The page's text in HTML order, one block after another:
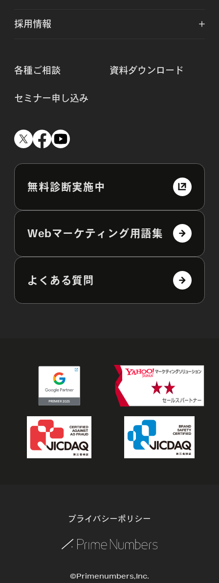
採用情報
各種ご相談 資料ダウンロード
セミナー申し込み
無料診断実施中
Webマーケティング用語集
よくある質問
プライバシーポリシー
©Primenumbers,Inc.